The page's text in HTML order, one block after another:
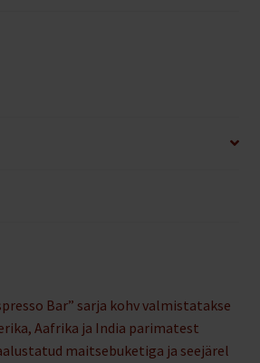
Bar” sarja kohv valmistatakse
Aafrika ja India parimatest
maitsebuketiga ja seejärel